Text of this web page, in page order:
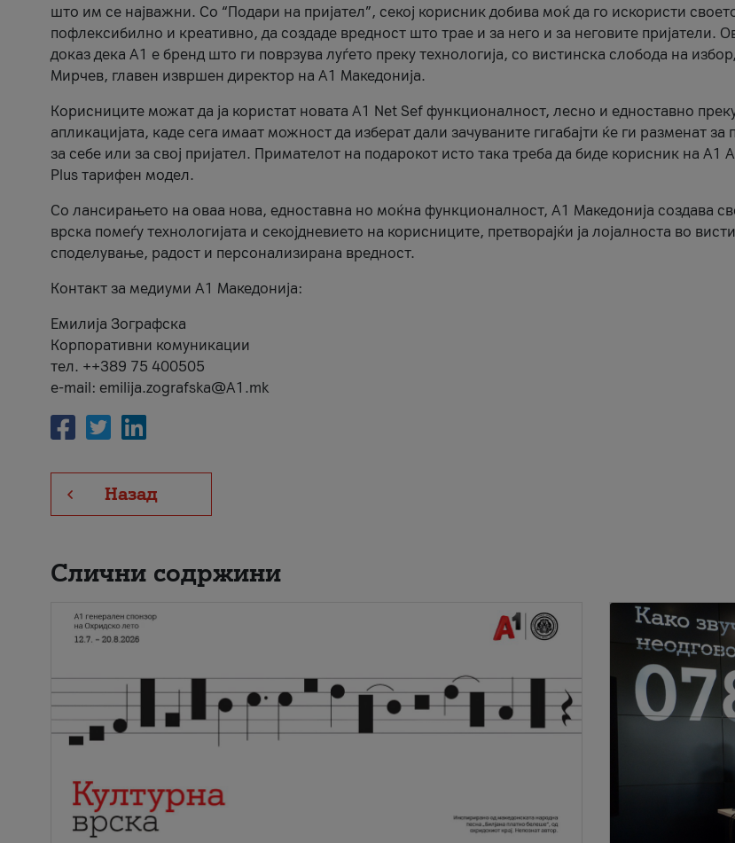
што им се најважни. Со “Подари на пријател”, секој корисник добива моќ да го искористи
пофлексибилно и креативно, да создаде вредност што трае и за него и за неговите пријатели.
доказ дека А1 е бренд што ги поврзува луѓето преку технологија, со вистинска слобода на
Мирчев, главен извршен директор на А1 Македонија.
Корисниците можат да ја користат новата А1 Net Sef функционалност, лесно и едноставно
апликацијата, каде сега имаат можност да изберат дали зачуваните гигабајти ќе ги разменат за
за себе или за свој пријател. Примателот на подарокот исто така треба да биде корисник на А1
Plus тарифен модел.
Со лансирањето на оваа нова, едноставна но моќна функционалност, А1 Македонија создава
врска помеѓу технологијата и секојдневието на корисниците, претворајќи ја лојалноста во
споделување, радост и персонализирана вредност.
Контакт за медиуми А1 Македонија:
Емилија Зографска
Корпоративни комуникации
тел. ++389 75 400505
e-mail: emilija.zografska@A1.mk
Назад
Слични содржини